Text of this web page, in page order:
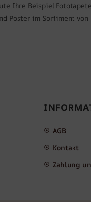
Ihre Beispiel
Poster im Sortiment
AGB
Kontakt
Zahlung